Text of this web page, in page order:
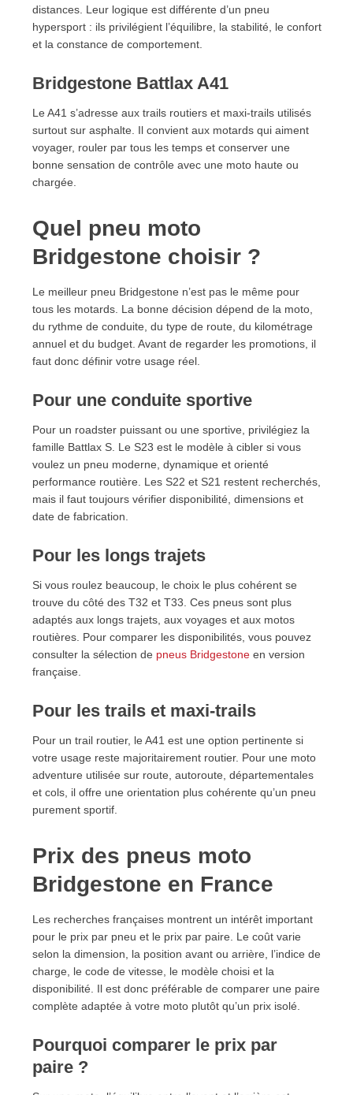
distances. Leur logique est différente d’un pneu
hypersport : ils privilégient l’équilibre, la stabilité, le confort
et la constance de comportement.
Bridgestone Battlax A41
Le A41 s’adresse aux trails routiers et maxi-trails utilisés
surtout sur asphalte. Il convient aux motards qui aiment
voyager, rouler par tous les temps et conserver une
bonne sensation de contrôle avec une moto haute ou
chargée.
Quel pneu moto
Bridgestone choisir ?
Le meilleur pneu Bridgestone n’est pas le même pour
tous les motards. La bonne décision dépend de la moto,
du rythme de conduite, du type de route, du kilométrage
annuel et du budget. Avant de regarder les promotions, il
faut donc définir votre usage réel.
Pour une conduite sportive
Pour un roadster puissant ou une sportive, privilégiez la
famille Battlax S. Le S23 est le modèle à cibler si vous
voulez un pneu moderne, dynamique et orienté
performance routière. Les S22 et S21 restent recherchés,
mais il faut toujours vérifier disponibilité, dimensions et
date de fabrication.
Pour les longs trajets
Si vous roulez beaucoup, le choix le plus cohérent se
trouve du côté des T32 et T33. Ces pneus sont plus
adaptés aux longs trajets, aux voyages et aux motos
routières. Pour comparer les disponibilités, vous pouvez
consulter la sélection de pneus Bridgestoneen version
française.
Pour les trails et maxi-trails
Pour un trail routier, le A41 est une option pertinente si
votre usage reste majoritairement routier. Pour une moto
adventure utilisée sur route, autoroute, départementales
et cols, il offre une orientation plus cohérente qu’un pneu
purement sportif.
Prix des pneus moto
Bridgestone en France
Les recherches françaises montrent un intérêt important
pour le prix par pneu et le prix par paire. Le coût varie
selon la dimension, la position avant ou arrière, l’indice de
charge, le code de vitesse, le modèle choisi et la
disponibilité. Il est donc préférable de comparer une paire
complète adaptée à votre moto plutôt qu’un prix isolé.
Pourquoi comparer le prix par
paire ?